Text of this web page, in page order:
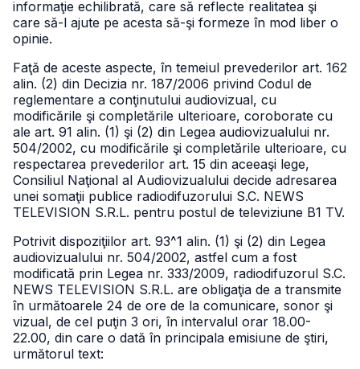
informaţie echilibrată, care să reflecte realitatea şi
care să-l ajute pe acesta să-şi formeze în mod liber o
opinie.
Faţă de aceste aspecte, în temeiul prevederilor art. 162
alin. (2) din Decizia nr. 187/2006 privind Codul de
reglementare a conţinutului audiovizual, cu
modificările şi completările ulterioare, coroborate cu
ale art. 91 alin. (1) şi (2) din Legea audiovizualului nr.
504/2002, cu modificările şi completările ulterioare, cu
respectarea prevederilor art. 15 din aceeaşi lege,
Consiliul Naţional al Audiovizualului decide adresarea
unei somaţii publice radiodifuzorului S.C. NEWS
TELEVISION S.R.L. pentru postul de televiziune B1 TV.
Potrivit dispoziţiilor art. 93^1 alin. (1) şi (2) din Legea
audiovizualului nr. 504/2002, astfel cum a fost
modificată prin Legea nr. 333/2009, radiodifuzorul S.C.
NEWS TELEVISION S.R.L. are obligaţia de a transmite
în următoarele 24 de ore de la comunicare, sonor şi
vizual, de cel puţin 3 ori, în intervalul orar 18.00-
22.00, din care o dată în principala emisiune de ştiri,
următorul text: